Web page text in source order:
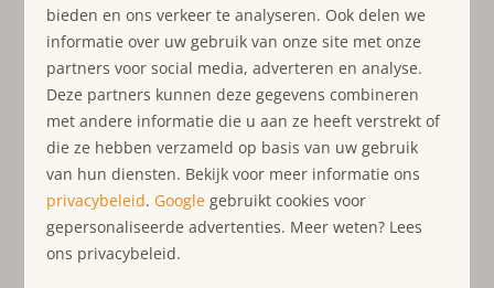
Op vakantie met een baby? Geef het graag door bij de
reservering, dan kunnen we alles voorbereiden. Heb je
nog geen babybedje aangevraagd maar heb je er toch
één nodig? Laat het ons weten—wij checken de
beschikbaarheid en brengen het zo snel mogelijk langs.
bieden en ons verkeer te analyseren. Ook delen we
informatie over uw gebruik van onze site met onze
partners voor social media, adverteren en analyse.
Deze partners kunnen deze gegevens combineren
met andere informatie die u aan ze heeft verstrekt of
die ze hebben verzameld op basis van uw gebruik
van hun diensten. Bekijk voor meer informatie ons
privacybeleid. Google gebruikt cookies voor
gepersonaliseerde advertenties. Meer weten? Lees
ons privacybeleid.